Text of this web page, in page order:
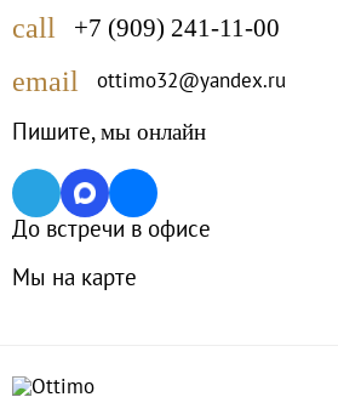
call +7 (909) 241-11-00
email ottimo32@yandex.ru
Пишите,мы онлайн
До встречи в офисе
Мы на карте